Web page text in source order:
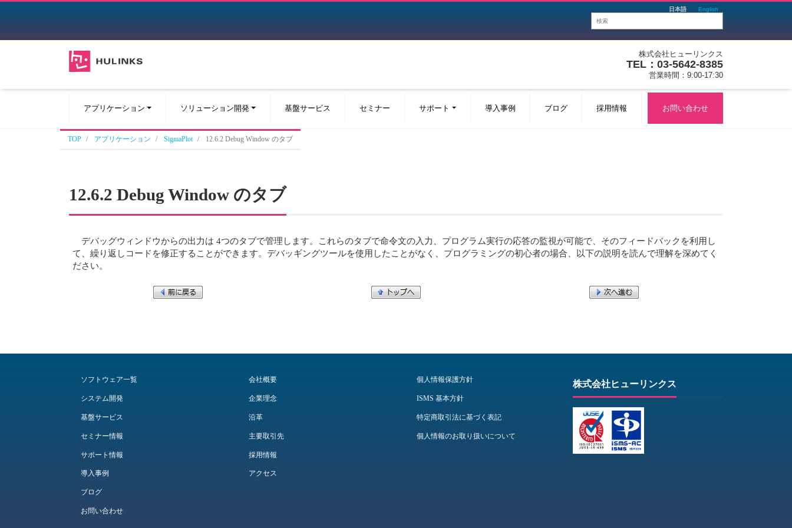
日本語 English
株式会社ヒューリンクス
TEL：03-5642-8385
営業時間：9:00-17:30
アプリケーション ソリューション開発 基盤サービス セミナー サポート 導入事例 ブログ 採用情報 お問い合わせ
TOP アプリケーション SigmaPlot 12.6.2 Debug Window のタブ
12.6.2 Debug Window のタブ
デバッグウィンドウからの出力は 4つのタブで管理します。これらのタブで命令文の入力、プログラム実行の応答の監視が可能で、そのフィードバックを利用し
て、繰り返しコードを修正することができます。デバッギングツールを使用したことがなく、プログラミングの初心者の場合、以下の説明を読んで理解を深めてく
ださい。
ソフトウェア一覧
システム開発
基盤サービス
セミナー情報
サポート情報
導入事例
ブログ
お問い合わせ
会社概要
企業理念
沿革
主要取引先
採用情報
アクセス
個人情報保護方針
ISMS 基本方針
特定商取引法に基づく表記
個人情報のお取り扱いについて
株式会社ヒューリンクス